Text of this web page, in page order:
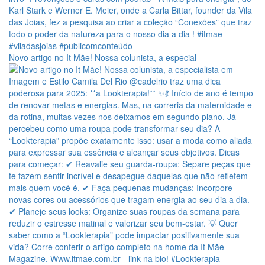
Novo artigo no It Mãe! Nossa colunista, a especial